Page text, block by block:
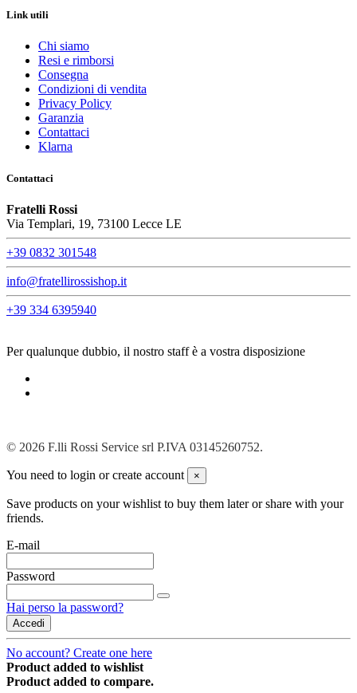
Link utili
Chi siamo
Resi e rimborsi
Consegna
Condizioni di vendita
Privacy Policy
Garanzia
Contattaci
Klarna
Contattaci
Fratelli Rossi
Via Templari, 19, 73100 Lecce LE
+39 0832 301548
info@fratellirossishop.it
+39 334 6395940
Per qualunque dubbio, il nostro staff è a vostra disposizione
© 2026 F.lli Rossi Service srl P.IVA 03145260752.
You need to login or create account ×
Save products on your wishlist to buy them later or share with your
friends.
E-mail
Password
Hai perso la password?
Accedi
No account? Create one here
Product added to wishlist
Product added to compare.